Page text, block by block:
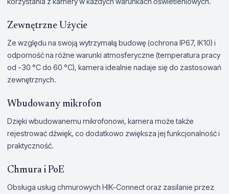
Zewnętrzne Użycie
Ze względu na swoją wytrzymałą budowę (ochrona IP67, IK10) i
odporność na różne warunki atmosferyczne (temperatura pracy
od -30 °C do 60 °C), kamera idealnie nadaje się do zastosowań
zewnętrznych.
Wbudowany mikrofon
Dzięki wbudowanemu mikrofonowi, kamera może także
rejestrować dźwięk, co dodatkowo zwiększa jej funkcjonalność i
praktyczność.
Chmura i PoE
Obsługa usług chmurowych HIK-Connect oraz zasilanie przez